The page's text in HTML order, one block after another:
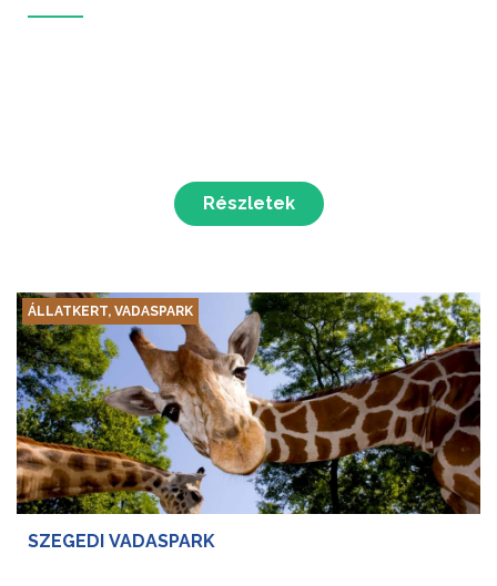
Részletek
ÁLLATKERT, VADASPARK
SZEGEDI VADASPARK